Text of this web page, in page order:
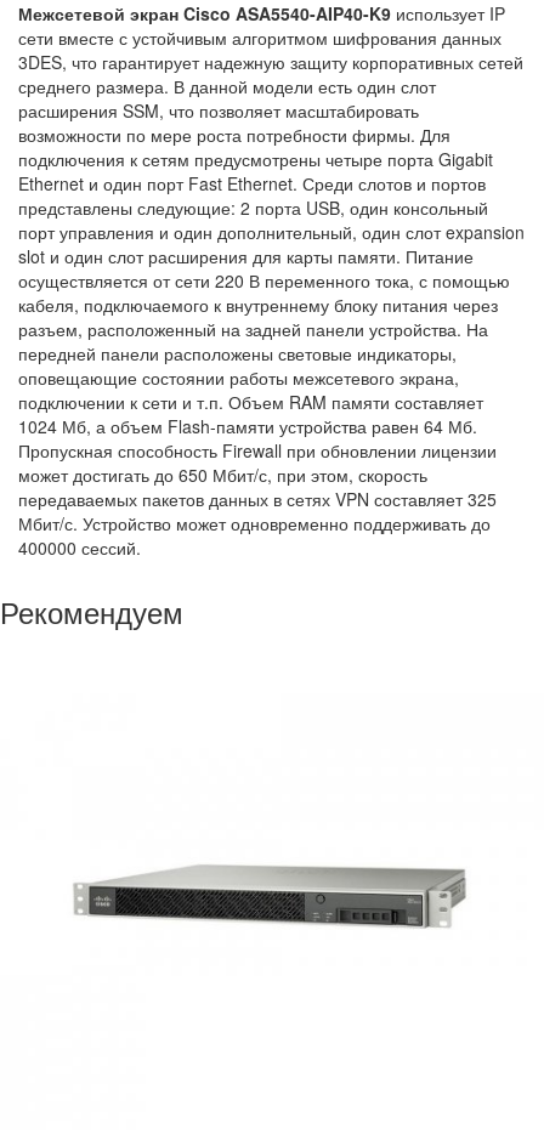
Межсетевой экран Cisco ASA5540-AIP40-K9 использует IP
сети вместе с устойчивым алгоритмом шифрования данных
3DES, что гарантирует надежную защиту корпоративных сетей
среднего размера. В данной модели есть один слот
расширения SSM, что позволяет масштабировать
возможности по мере роста потребности фирмы. Для
подключения к сетям предусмотрены четыре порта Gigabit
Ethernet и один порт Fast Ethernet. Среди слотов и портов
представлены следующие: 2 порта USB, один консольный
порт управления и один дополнительный, один слот expansion
slot и один слот расширения для карты памяти. Питание
осуществляется от сети 220 В переменного тока, с помощью
кабеля, подключаемого к внутреннему блоку питания через
разъем, расположенный на задней панели устройства. На
передней панели расположены световые индикаторы,
оповещающие состоянии работы межсетевого экрана,
подключении к сети и т.п. Объем RAM памяти составляет
1024 Мб, а объем Flash-памяти устройства равен 64 Мб.
Пропускная способность Firewall при обновлении лицензии
может достигать до 650 Мбит/с, при этом, скорость
передаваемых пакетов данных в сетях VPN составляет 325
Мбит/с. Устройство может одновременно поддерживать до
400000 сессий.
Рекомендуем